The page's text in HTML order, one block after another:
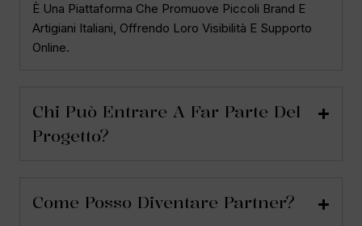
È Una Piattaforma Che Promuove Piccoli Brand E
Artigiani Italiani, Offrendo Loro Visibilità E Supporto
Online.
Chi Può Entrare A Far Parte Del
Progetto?
Come Posso Diventare Partner?